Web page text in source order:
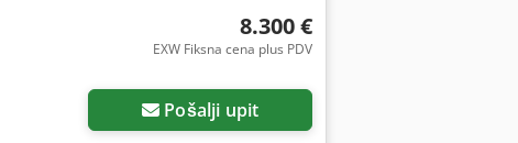
8.300 €
EXW Fiksna cena plus PDV
Pošalji upit